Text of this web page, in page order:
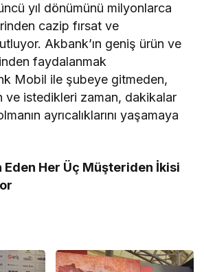
yıl dönümünü milyonlarca
cazip fırsat ve
Akbank’ın geniş ürün ve
faydalanmak
Mobil ile şubeye gitmeden,
ve istedikleri zaman, dakikalar
ayrıcalıklarını yaşamaya
Eden Her Üç Müşteriden İkisi